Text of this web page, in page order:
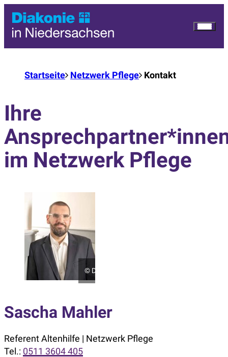
Startseite Netzwerk Pflege Kontakt
Ihre
im Netzwerk Pflege
©
Sascha Mahler
Referent Altenhilfe | Netzwerk Pflege
Tel.: 0511 3604 405